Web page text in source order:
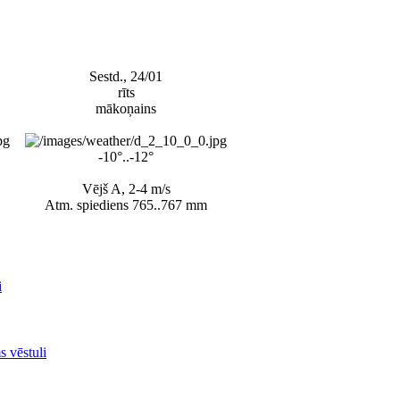
Sestd., 24/01
rīts
mākoņains
-10°..-12°
Vējš A, 2-4 m/s
Atm. spiediens 765..767 mm
vēstuli